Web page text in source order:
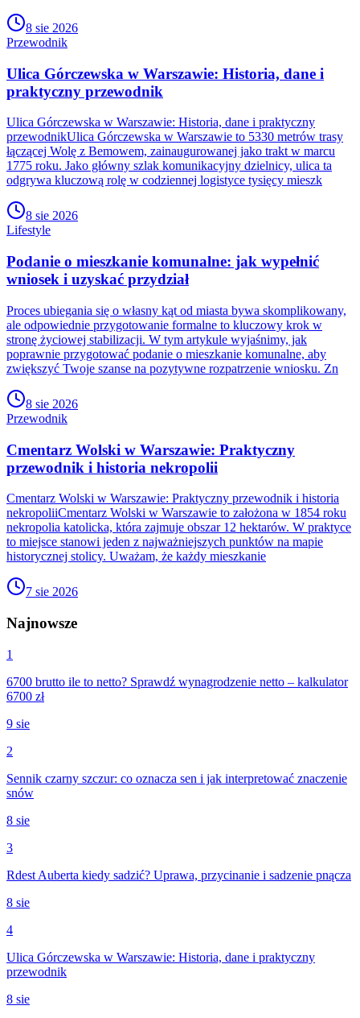
8 sie 2026
Przewodnik
Ulica Górczewska w Warszawie: Historia, dane i
praktyczny przewodnik
Ulica Górczewska w Warszawie: Historia, dane i praktyczny
przewodnikUlica Górczewska w Warszawie to 5330 metrów trasy
łączącej Wolę z Bemowem, zainaugurowanej jako trakt w marcu
1775 roku. Jako główny szlak komunikacyjny dzielnicy, ulica ta
odgrywa kluczową rolę w codziennej logistyce tysięcy mieszk
8 sie 2026
Lifestyle
Podanie o mieszkanie komunalne: jak wypełnić
wniosek i uzyskać przydział
Proces ubiegania się o własny kąt od miasta bywa skomplikowany,
ale odpowiednie przygotowanie formalne to kluczowy krok w
stronę życiowej stabilizacji. W tym artykule wyjaśnimy, jak
poprawnie przygotować podanie o mieszkanie komunalne, aby
zwiększyć Twoje szanse na pozytywne rozpatrzenie wniosku. Zn
8 sie 2026
Przewodnik
Cmentarz Wolski w Warszawie: Praktyczny
przewodnik i historia nekropolii
Cmentarz Wolski w Warszawie: Praktyczny przewodnik i historia
nekropoliiCmentarz Wolski w Warszawie to założona w 1854 roku
nekropolia katolicka, która zajmuje obszar 12 hektarów. W praktyce
to miejsce stanowi jeden z najważniejszych punktów na mapie
historycznej stolicy. Uważam, że każdy mieszkanie
7 sie 2026
Najnowsze
1
6700 brutto ile to netto? Sprawdź wynagrodzenie netto – kalkulator
6700 zł
9 sie
2
Sennik czarny szczur: co oznacza sen i jak interpretować znaczenie
snów
8 sie
3
Rdest Auberta kiedy sadzić? Uprawa, przycinanie i sadzenie pnącza
8 sie
4
Ulica Górczewska w Warszawie: Historia, dane i praktyczny
przewodnik
8 sie